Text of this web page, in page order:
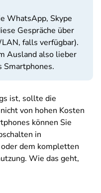
WhatsApp, Skype
Gespräche über
falls verfügbar).
Ausland also lieber
Smartphones.
ist, sollte die
von hohen Kosten
können Sie
in
dem kompletten
Wie das geht,